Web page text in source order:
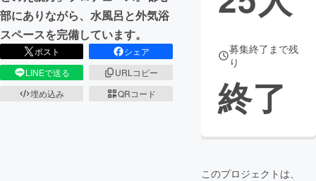
部にありながら、水風呂と外気浴
スペースを完備しています。
ポスト
シェア
LINEで送る
URLコピー
埋め込み
QRコード
募集終了まで残
り
終了
このプロジェクトは、